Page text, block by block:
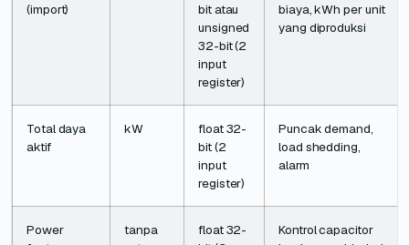
(import)
bit atau
unsigned
32-bit (2
input
register)
biaya, kWh per unit
yang diproduksi
Total daya
aktif
kW
float 32-
bit (2
input
register)
Puncak demand,
load shedding,
alarm
Power
tanpa
float 32-
Kontrol capacitor